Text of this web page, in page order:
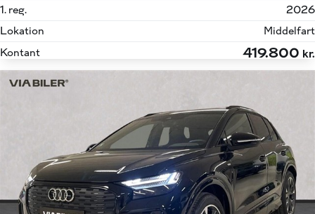
1. reg.
2026
Lokation
Middelfart
Kontant
419.800 kr.